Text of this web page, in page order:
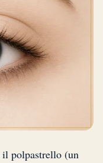
polpastrello (un